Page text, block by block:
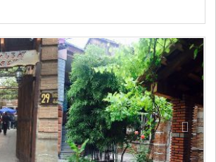
Next